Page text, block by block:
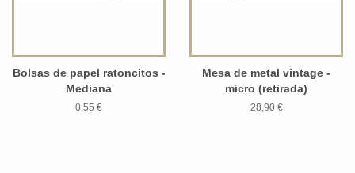
Bolsas de papel ratoncitos -
Mediana
0,55 €
Mesa de metal vintage -
micro (retirada)
28,90 €